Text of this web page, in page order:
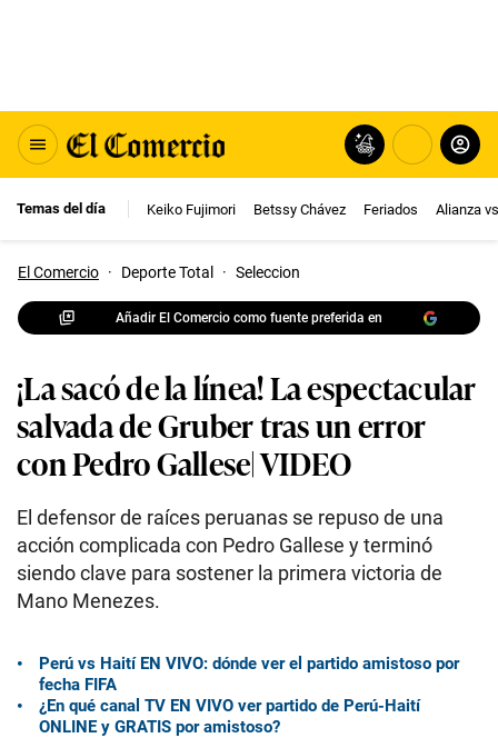
Temas del día Keiko Fujimori Betssy Chávez Feriados Alianza
El Comercio · Deporte Total · Seleccion
Añadir El Comercio como fuente preferida en
¡La sacó de la línea! La espectacular
salvada de Gruber tras un error
con Pedro Gallese| VIDEO
El defensor de raíces peruanas se repuso de una
acción complicada con Pedro Gallese y terminó
siendo clave para sostener la primera victoria de
Mano Menezes.
Perú vs Haití EN VIVO: dónde ver el partido amistoso por
fecha FIFA
¿En qué canal TV EN VIVO ver partido de Perú-Haití
ONLINE y GRATIS por amistoso?